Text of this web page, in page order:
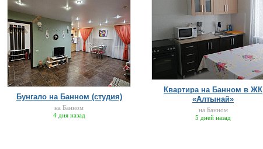
Бунгало на Банном (студия)
на Банном
4 дня назад
Квартира на Банном в ЖК
«Алтынай»
на Банном
5 дней назад